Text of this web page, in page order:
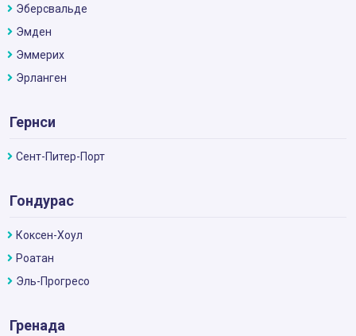
Эберсвальде
Эмден
Эммерих
Эрланген
Гернси
Сент-Питер-Порт
Гондурас
Кокcен-Хоул
Роатан
Эль-Прогресо
Гренада